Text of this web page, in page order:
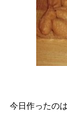
今日作ったの